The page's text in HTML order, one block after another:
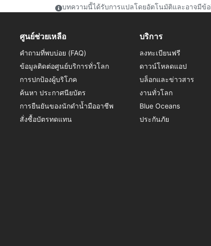
บทความนี้ได้รับการแปลโดยอัตโนมัติและอาจมีข้
ศูนย์ช่วยเหลือ
คำถามที่พบบ่อย (FAQ)
ข้อมูลติดต่อศูนย์บริการทั่วโลก
การปกป้องผู้บริโภค
ค้นหา ประกาศนียบัตร
การยืนยันของนักดำน้ำมืออาชีพ
สั่งซื้อบัตรทดแทน
บริการ
ลงทะเบียนฟรี
ดาวน์โหลดแอป
บล็อกและข่าวสาร
งานทั่วโลก
Blue Oceans
ประกันภัย